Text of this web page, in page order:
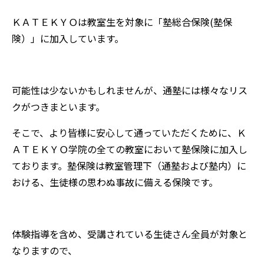
ＫＡＴＥＫＹＯは教室生を対象に「塾総合保険(塾保
険）」に加入しています。
可能性は少ないかもしれませんが、通塾には様々なリス
クがつきまといます。
そこで、より皆様に安心して通っていただくために、Ｋ
ＡＴＥＫＹＯ学院の全ての教室において塾保険に加入し
ております。塾保険は教室管理下（通塾および塾内）に
おける、生徒様の思わぬ事故に備える保険です。
体験指導を含め、受講されている生徒さん全員が対象と
なりますので、